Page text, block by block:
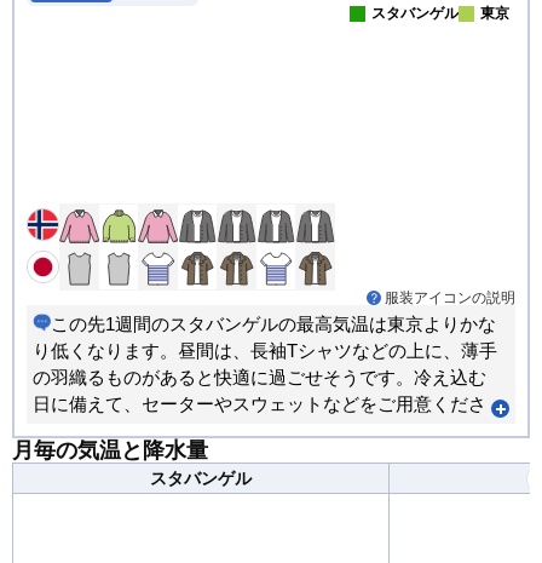
スタバンゲル 東京
服装アイコンの説明
この先1週間のスタバンゲルの最高気温は東京よりかな
り低くなります。昼間は、長袖Tシャツなどの上に、薄手
の羽織るものがあると快適に過ごせそうです。冷え込む
日に備えて、セーターやスウェットなどをご用意くださ
できる服装がおすすめです。
月毎の気温と降水量
スタバンゲル